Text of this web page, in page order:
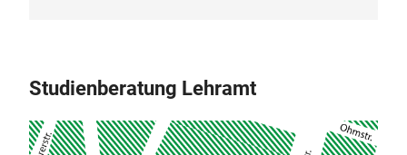
Studienberatung Lehramt